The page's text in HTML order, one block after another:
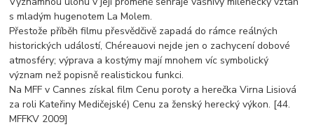
s mladým hugenotem La Molem.
Přestože příběh filmu přesvědčivě zapadá do rámce reálných
historických událostí, Chéreauovi nejde jen o zachycení dobové
atmosféry; výprava a kostýmy mají mnohem víc symbolický
význam než popisně realistickou funkci.
Na MFF v Cannes získal film Cenu poroty a herečka Virna Lisiová
za roli Kateřiny Medičejské) Cenu za ženský herecký výkon. [44.
MFFKV 2009]